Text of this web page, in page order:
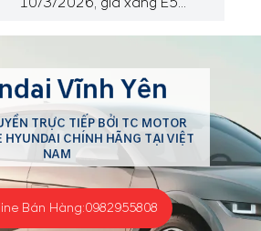
mức 27.047 đồng/lít. Tại thị
trường thế giới, dầu thô
quay đầu giảm nhẹ sau khi
áp sát ngưỡng 120
USD/thùng. Động thái nới
lỏng trừng phạt dầu Nga và
nỗ lực ổn định Trung Đông
từ phía Mỹ đang giúp thị
Vĩnh Yên
TRỰC TIẾP BỞI TC MOTOR
HYUNDAI CHÍNH HÃNG TẠI VIỆT
NAM
Bán Hàng:0982955808